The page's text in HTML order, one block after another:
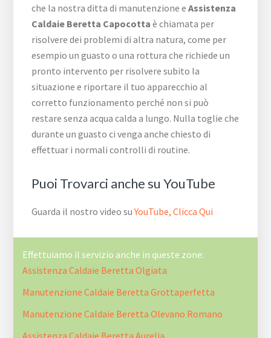
che la nostra ditta di manutenzione eAssistenza
Caldaie Beretta Capocotta è chiamata per
risolvere dei problemi di altra natura, come per
esempio un guasto o una rottura che richiede un
pronto intervento per risolvere subito la
situazione e riportare il tuo apparecchio al
corretto funzionamento perché non si può
restare senza acqua calda a lungo. Nulla toglie che
durante un guasto ci venga anche chiesto di
effettuar i normali controlli di routine.
Puoi Trovarci anche su YouTube
Guarda il nostro video suYouTube, Clicca Qui
Effettuiamo il servizio anche in queste zone:
Assistenza Caldaie Beretta Olgiata
Manutenzione Caldaie Beretta Grottaperfetta
Manutenzione Caldaie Beretta Olevano Romano